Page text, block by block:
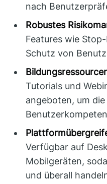
nach
Robustes
Features wie
Schutz von
Tutorials und
angeboten, um die
Verfügbar auf
Mobilgeräten,
und überall